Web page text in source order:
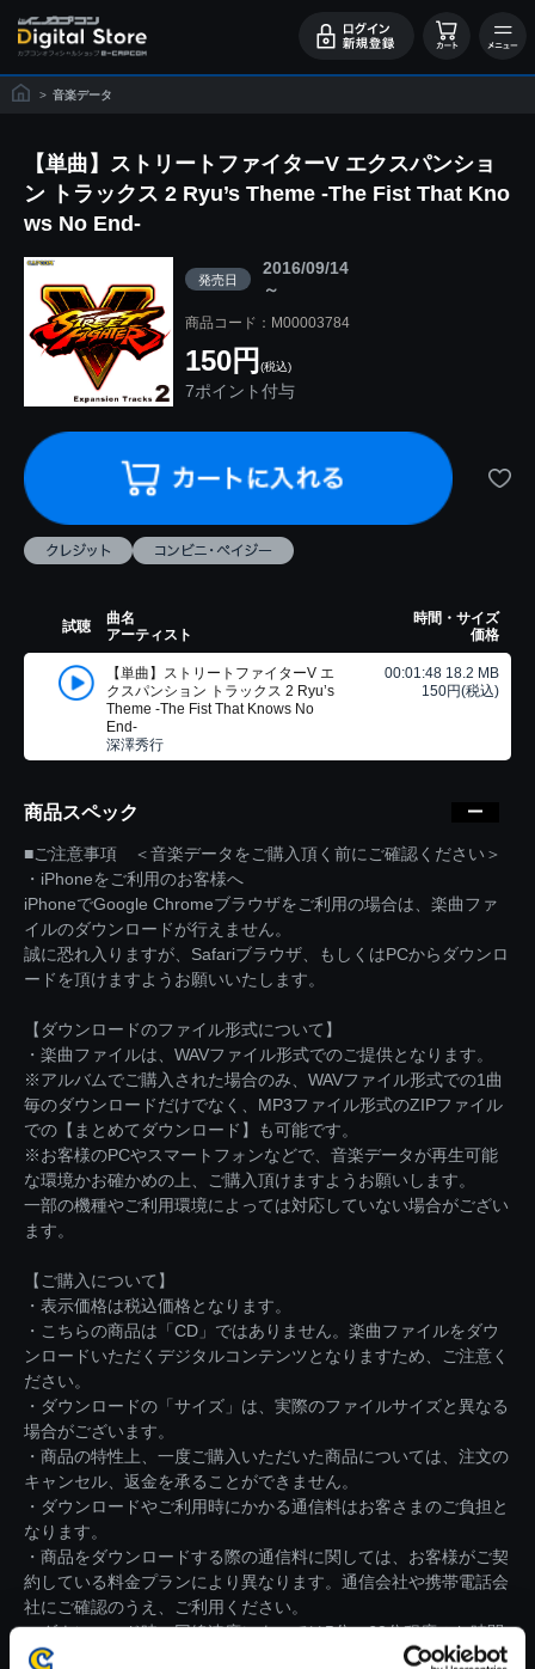
> 音楽データ
【単曲】ストリートファイターV エクスパンショ
ン トラックス 2 Ryu’s Theme -The Fist That Kno
ws No End-
発売日
2016/09/14
～
商品コード：M00003784
150円 (税込)
7ポイント付与
試聴
曲名
アーティスト
時間・サイズ
価格
【単曲】ストリートファイターV エ
クスパンション トラックス 2 Ryu’s
Theme -The Fist That Knows No
End-
深澤秀行
00:01:48 18.2 MB
150円(税込)
商品スペック
■ご注意事項 ＜音楽データをご購入頂く前にご確認ください＞
・iPhoneをご利用のお客様へ
iPhoneでGoogle Chromeブラウザをご利用の場合は、楽曲ファ
イルのダウンロードが行えません。
誠に恐れ入りますが、Safariブラウザ、もしくはPCからダウンロ
ードを頂けますようお願いいたします。
【ダウンロードのファイル形式について】
・楽曲ファイルは、WAVファイル形式でのご提供となります。
※アルバムでご購入された場合のみ、WAVファイル形式での1曲
毎のダウンロードだけでなく、MP3ファイル形式のZIPファイル
での【まとめてダウンロード】も可能です。
※お客様のPCやスマートフォンなどで、音楽データが再生可能
な環境かお確かめの上、ご購入頂けますようお願いします。
一部の機種やご利用環境によっては対応していない場合がござい
ます。
【ご購入について】
・表示価格は税込価格となります。
・こちらの商品は「CD」ではありません。楽曲ファイルをダウ
ンロードいただくデジタルコンテンツとなりますため、ご注意く
ださい。
・ダウンロードの「サイズ」は、実際のファイルサイズと異なる
場合がございます。
・商品の特性上、一度ご購入いただいた商品については、注文の
キャンセル、返金を承ることができません。
・ダウンロードやご利用時にかかる通信料はお客さまのご負担と
なります。
・商品をダウンロードする際の通信料に関しては、お客様がご契
約している料金プランにより異なります。通信会社や携帯電話会
社にご確認のうえ、ご利用ください。
・ダウンロード時、回線速度によっては5分～60分程度のお時間
がかかる場合がございます。